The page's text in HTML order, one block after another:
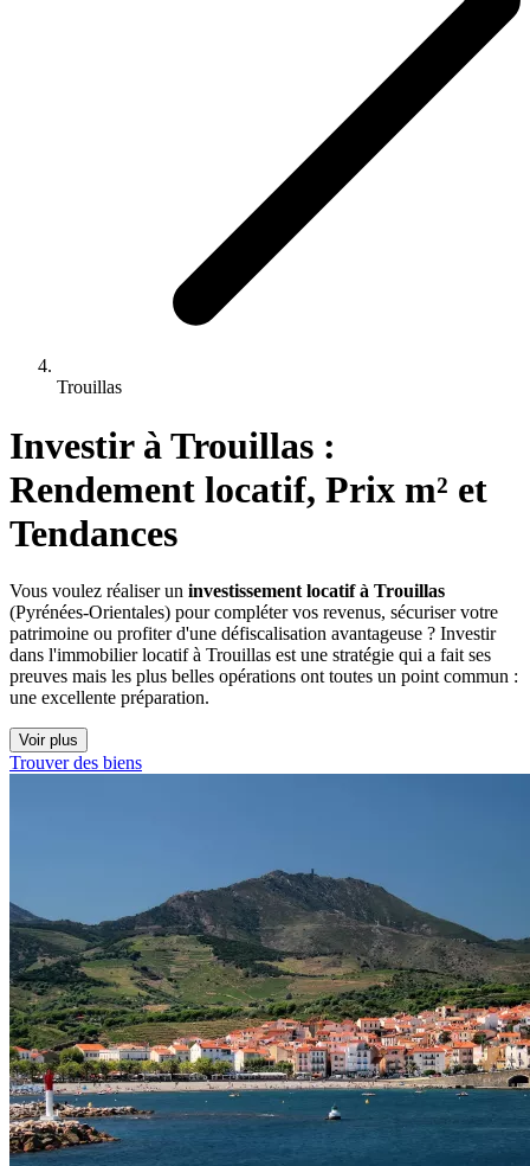
Trouillas
Investir à Trouillas :
Rendement locatif, Prix m² et
Tendances
Vous voulez réaliser un investissement locatif à Trouillas
(Pyrénées-Orientales) pour compléter vos revenus, sécuriser votre
patrimoine ou profiter d'une défiscalisation avantageuse ? Investir
dans l'immobilier locatif à Trouillas est une stratégie qui a fait ses
preuves mais les plus belles opérations ont toutes un point commun :
une excellente préparation.
Voir plus
Trouver des biens